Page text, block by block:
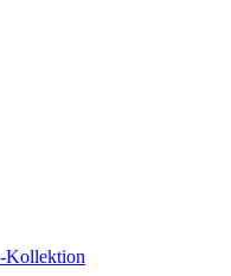
Kollektion